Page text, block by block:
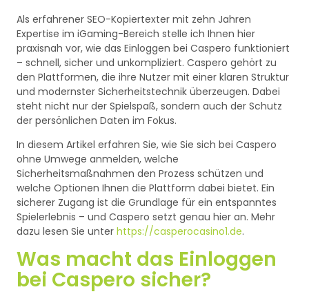
Als erfahrener SEO-Kopiertexter mit zehn Jahren
Expertise im iGaming-Bereich stelle ich Ihnen hier
praxisnah vor, wie das Einloggen bei Caspero funktioniert
– schnell, sicher und unkompliziert. Caspero gehört zu
den Plattformen, die ihre Nutzer mit einer klaren Struktur
und modernster Sicherheitstechnik überzeugen. Dabei
steht nicht nur der Spielspaß, sondern auch der Schutz
der persönlichen Daten im Fokus.
In diesem Artikel erfahren Sie, wie Sie sich bei Caspero
ohne Umwege anmelden, welche
Sicherheitsmaßnahmen den Prozess schützen und
welche Optionen Ihnen die Plattform dabei bietet. Ein
sicherer Zugang ist die Grundlage für ein entspanntes
Spielerlebnis – und Caspero setzt genau hier an. Mehr
dazu lesen Sie unter https://casperocasino1.de.
Was macht das Einloggen
bei Caspero sicher?